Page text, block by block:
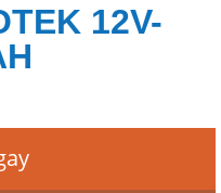
12V-